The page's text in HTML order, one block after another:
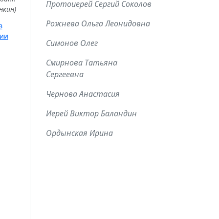
Протоиерей Сергий Соколов
Рожнева Ольга Леонидовна
Симонов Олег
Смирнова Татьяна
Сергеевна
Чернова Анастасия
Иерей Виктор Баландин
Ордынская Ирина